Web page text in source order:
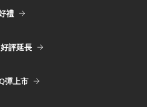
禮
評延長
彈上市